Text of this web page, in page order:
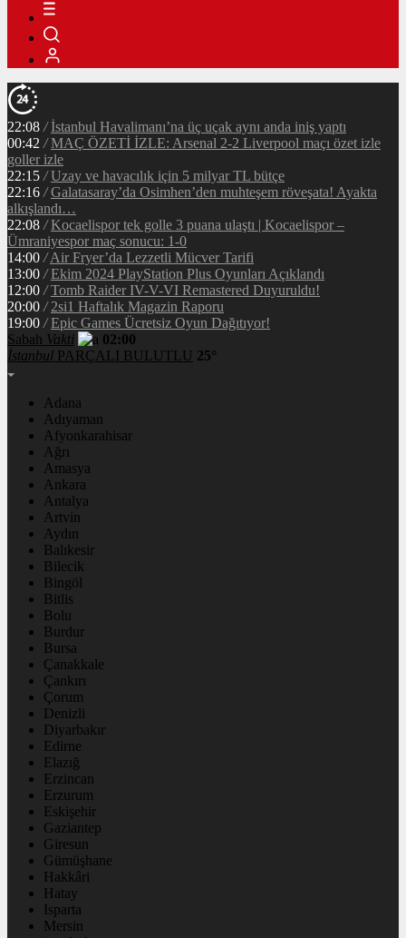
22:08 / İstanbul Havalimanı’na üç uçak aynı anda iniş yaptı
00:42 / MAÇ ÖZETİ İZLE: Arsenal 2-2 Liverpool maçı özet izle
goller izle
22:15 / Uzay ve havacılık için 5 milyar TL bütçe
22:16 / Galatasaray’da Osimhen’den muhteşem röveşata! Ayakta
alkışlandı…
22:08 / Kocaelispor tek golle 3 puana ulaştı | Kocaelispor –
Ümraniyespor maç sonucu: 1-0
14:00 / Air Fryer’da Lezzetli Mücver Tarifi
13:00 / Ekim 2024 PlayStation Plus Oyunları Açıklandı
12:00 / Tomb Raider IV-V-VI Remastered Duyuruldu!
20:00 / 2si1 Haftalık Magazin Raporu
19:00 / Epic Games Ücretsiz Oyun Dağıtıyor!
Sabah Vakti
02:00
İstanbul PARÇALI BULUTLU 25°
Adana
Adıyaman
Afyonkarahisar
Ağrı
Amasya
Ankara
Antalya
Artvin
Aydın
Balıkesir
Bilecik
Bingöl
Bitlis
Bolu
Burdur
Bursa
Çanakkale
Çankırı
Çorum
Denizli
Diyarbakır
Edirne
Elazığ
Erzincan
Erzurum
Eskişehir
Gaziantep
Giresun
Gümüşhane
Hakkâri
Hatay
Isparta
Mersin